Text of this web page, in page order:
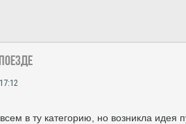
в ту категорию, но возникла идея